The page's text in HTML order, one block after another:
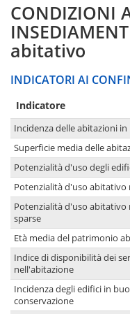
CONDIZIONI
abitativo
INDICATORI AI
Indicatore
Incidenza delle abitazioni
Superficie media delle
Potenzialità d'uso degli
Potenzialità d'uso abitativo
Potenzialità d'uso abitativo
sparse
Età media del patrimonio
Indice di disponibilità dei
nell'abitazione
Incidenza degli edifici in
conservazione